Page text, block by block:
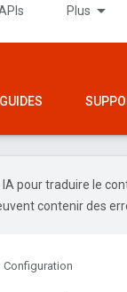
Plus
pour traduire le
contenir des
Configuration